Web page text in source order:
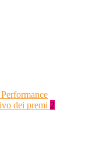
dei premi 2